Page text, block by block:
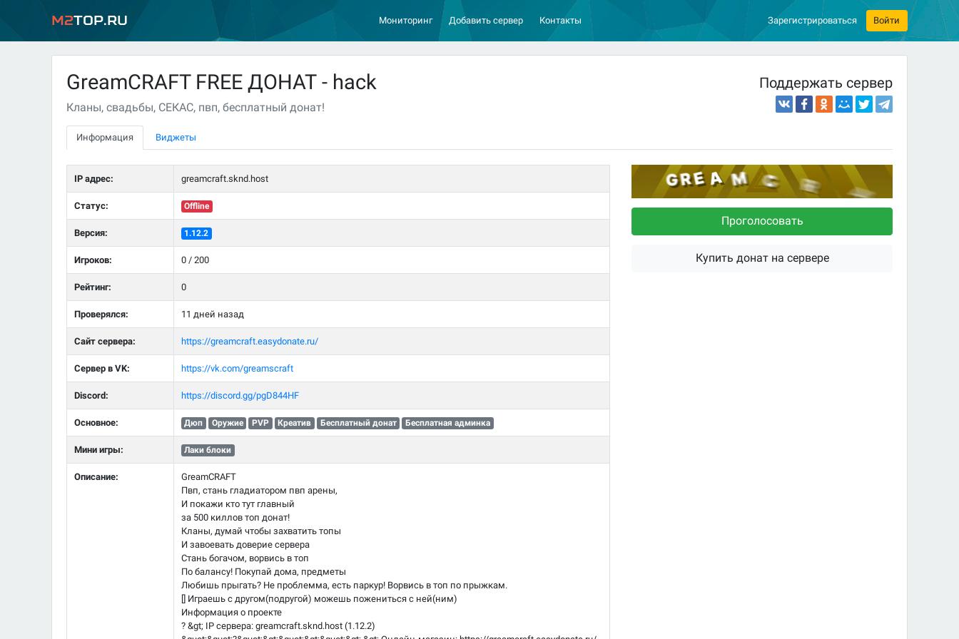
M2Top.ru Мониторинг Добавить сервер Контакты Зарегистрироваться Войти
GreamCRAFT FREE ДОНАТ - hack
Кланы, свадьбы, СЕКАС, пвп, бесплатный донат!
Поддержать сервер
Информация Виджеты
IP адрес: greamcraft.sknd.host
Статус: Offline
Версия: 1.12.2
Игроков: 0 / 200
Рейтинг: 0
Проверялся: 11 дней назад
Сайт сервера: https://greamcraft.easydonate.ru/
Сервер в VK: https://vk.com/greamscraft
Discord: https://discord.gg/pgD844HF
Основное: Дюп Оружие PVP Креатив Бесплатный донат Бесплатная админка
Мини игры: Лаки блоки
Описание:
GreamCRAFT
Пвп, стань гладиатором пвп арены,
И покажи кто тут главный
за 500 киллов топ донат!
Кланы, думай чтобы захватить топы
И завоевать доверие сервера
Стань богачом, ворвись в топ
По балансу! Покупай дома, предметы
Любишь прыгать? Не проблемма, есть паркур! Ворвись в топ по прыжкам.
[] Играешь с другом(подругой) можешь пожениться с ней(ним)
Информация о проекте
? &gt; IP сервера: greamcraft.sknd.host (1.12.2)
Проголосовать
Купить донат на сервере